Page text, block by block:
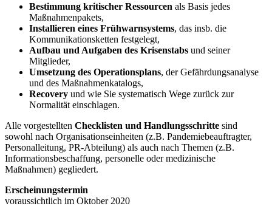
Bestimmung kritischer Ressourcen als Basis jedes
Maßnahmenpakets,
Installieren eines Frühwarnsystems, das insb. die
Kommunikationsketten festgelegt,
Aufbau und Aufgaben des Krisenstabs und seiner
Mitglieder,
Umsetzung des Operationsplans, der Gefährdungsanalyse
und des Maßnahmenkatalogs,
Recovery und wie Sie systematisch Wege zurück zur
Normalität einschlagen.
Alle vorgestellten Checklisten und Handlungsschritte sind
sowohl nach Organisationseinheiten (z.B. Pandemiebeauftragter,
Personalleitung, PR-Abteilung) als auch nach Themen (z.B.
Informationsbeschaffung, personelle oder medizinische
Maßnahmen) gegliedert.
Erscheinungstermin
voraussichtlich im Oktober 2020